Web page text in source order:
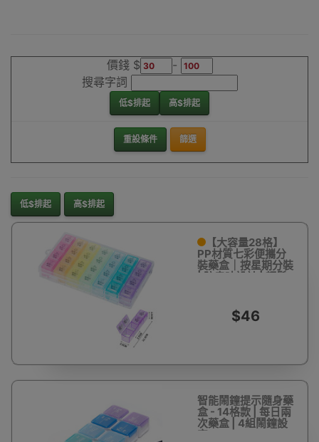
價錢 $
-
搜尋字詞
低$排起 高$排起
重設條件 篩選
低$排起 高$排起
【大容量28格】
PP材質七彩便攜分
裝藥盒｜按星期分裝
| 防串味設計 | 輕鬆
$46
智能鬧鐘提示隨身藥
盒 - 14格款 | 每日兩
次藥盒 | 4組鬧鐘設
定